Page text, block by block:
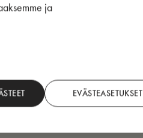
ja
EVÄSTEASETUKSET